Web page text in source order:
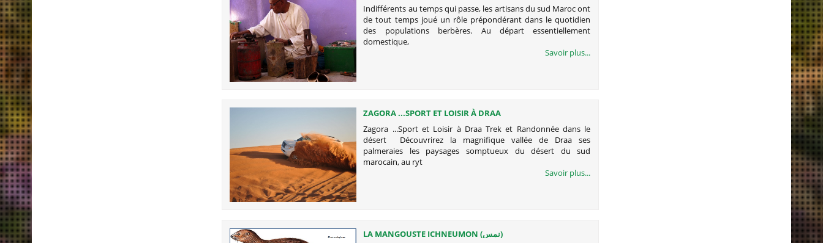
Indifférents au temps qui passe, les artisans du sud Maroc ont
de tout temps joué un rôle prépondérant dans le quotidien
des populations berbères. Au départ essentiellement
domestique,
Savoir plus...
ZAGORA ...SPORT ET LOISIR À DRAA
Zagora ...Sport et Loisir à Draa Trek et Randonnée dans le
désert Découvrirez la magnifique vallée de Draa ses
palmeraies les paysages somptueux du désert du sud
marocain, au ryt
Savoir plus...
LA MANGOUSTE ICHNEUMON (نمس)